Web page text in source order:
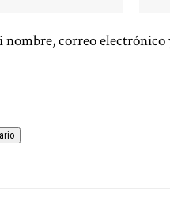
nombre, correo electrónico